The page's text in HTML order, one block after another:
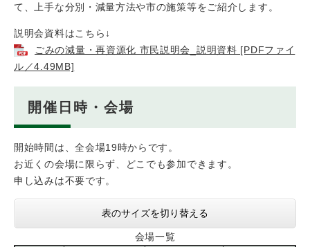
て、上手な分別・減量方法や市の施策等をご紹介します。
説明会資料はこちら↓
ごみの減量・再資源化 市民説明会_説明資料 [PDFファイ
ル／4.49MB]
開催日時・会場
開始時間は、全会場19時からです。
お近くの会場に限らず、どこでも参加できます。
申し込みは不要です。
表のサイズを切り替える
会場一覧